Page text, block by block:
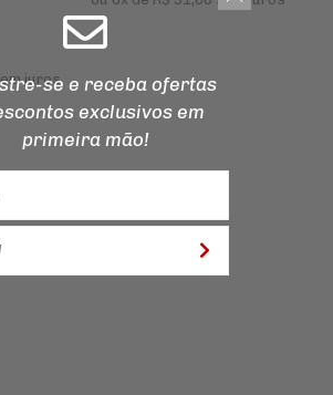
jurosse e receba ofertas
exclusivos em
primeira mão!